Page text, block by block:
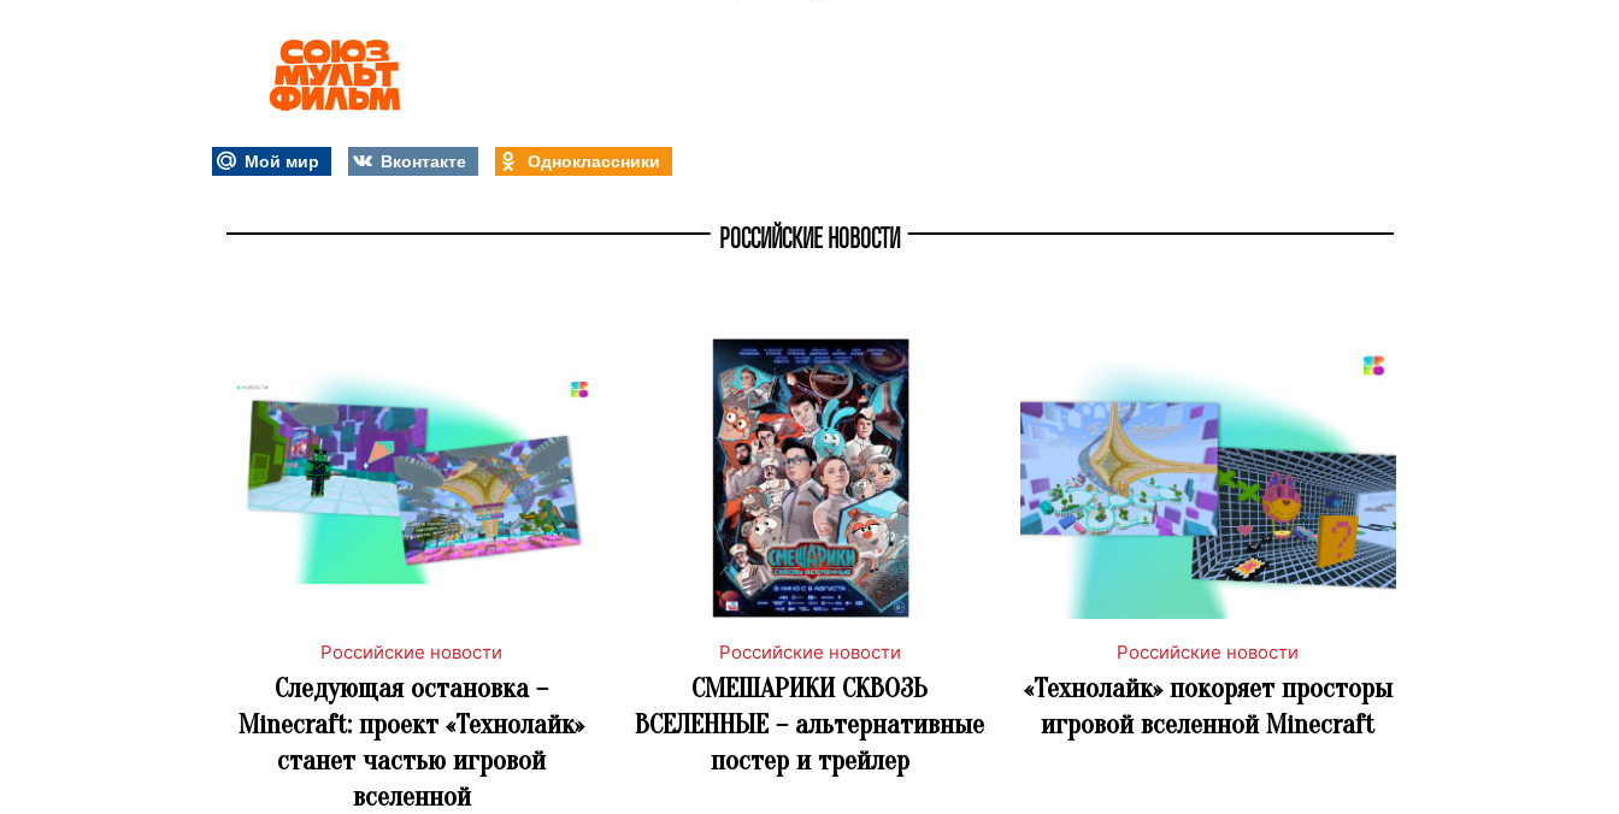
Мой мир Вконтакте Одноклассники
РОССИЙСКИЕ НОВОСТИ
Российские новости
Следующая остановка –
Minecraft: проект «Технолайк»
станет частью игровой
вселенной
Российские новости
СМЕШАРИКИ СКВОЗЬ
ВСЕЛЕННЫЕ – альтернативные
постер и трейлер
Российские новости
«Технолайк» покоряет просторы
игровой вселенной Minecraft